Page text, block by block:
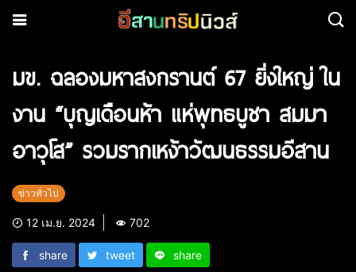
มข. ฉลองมหาสงกรานต์ 67 ยิ่งใหญ่ ใน
งาน “บุญเดือนห้า แห่พุทธบูชา สมมา
อาวุโส” รวมรากเหง้าวัฒนธรรมอีสาน
ข่าวทั่วไป
12 เม.ย. 2024 702
share tweet share